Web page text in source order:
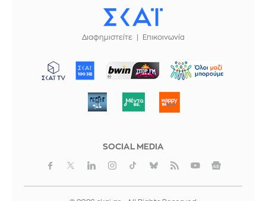
Διαφημιστείτε Επικοινωνία
ΜΠΟΡΟΥΜΕ
SOCIAL MEDIA